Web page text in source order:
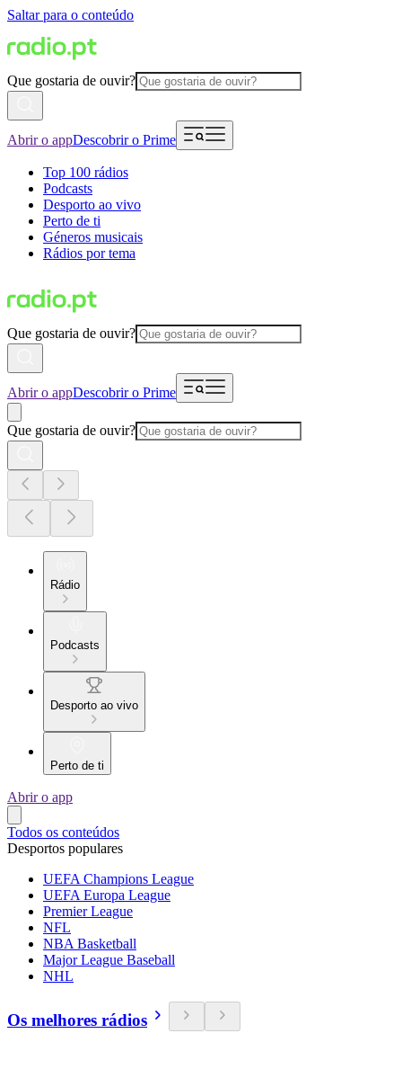
Saltar para o conteúdo
Que gostaria de ouvir?
Abrir o appDescobrir o Prime
Top 100 rádios
Podcasts
Desporto ao vivo
Perto de ti
Géneros musicais
Rádios por tema
Que gostaria de ouvir?
Abrir o appDescobrir o Prime
Que gostaria de ouvir?
Rádio
Podcasts
Desporto ao vivo
Perto de ti
Abrir o app
Todos os conteúdos
Desportos populares
UEFA Champions League
UEFA Europa League
Premier League
NFL
NBA Basketball
Major League Baseball
NHL
Os melhores rádios